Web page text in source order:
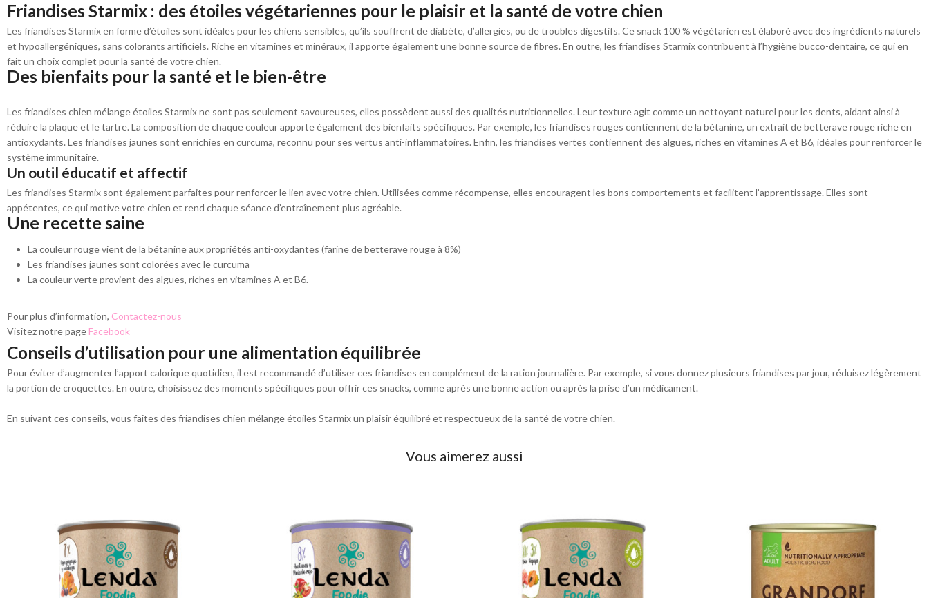
Friandises Starmix : des étoiles végétariennes pour le plaisir et la santé de votre chien
Les friandises Starmix en forme d’étoiles sont idéales pour les chiens sensibles, qu’ils souffrent de diabète, d’allergies, ou de troubles digestifs. Ce snack 100 % végétarien est élaboré avec des ingrédients naturels
et hypoallergéniques, sans colorants artificiels. Riche en vitamines et minéraux, il apporte également une bonne source de fibres. En outre, les friandises Starmix contribuent à l’hygiène bucco-dentaire, ce qui en
fait un choix complet pour la santé de votre chien.
Des bienfaits pour la santé et le bien-être
Les friandises chien mélange étoiles Starmix ne sont pas seulement savoureuses, elles possèdent aussi des qualités nutritionnelles. Leur texture agit comme un nettoyant naturel pour les dents, aidant ainsi à
réduire la plaque et le tartre. La composition de chaque couleur apporte également des bienfaits spécifiques. Par exemple, les friandises rouges contiennent de la bétanine, un extrait de betterave rouge riche en
antioxydants. Les friandises jaunes sont enrichies en curcuma, reconnu pour ses vertus anti-inflammatoires. Enfin, les friandises vertes contiennent des algues, riches en vitamines A et B6, idéales pour renforcer le
système immunitaire.
Un outil éducatif et affectif
Les friandises Starmix sont également parfaites pour renforcer le lien avec votre chien. Utilisées comme récompense, elles encouragent les bons comportements et facilitent l’apprentissage. Elles sont
appétentes, ce qui motive votre chien et rend chaque séance d’entraînement plus agréable.
Une recette saine
La couleur rouge vient de la bétanine aux propriétés anti-oxydantes (farine de betterave rouge à 8%)
Les friandises jaunes sont colorées avec le curcuma
La couleur verte provient des algues, riches en vitamines A et B6.
Pour plus d’information, Contactez-nous
Visitez notre pageFacebook
Conseils d’utilisation pour une alimentation équilibrée
Pour éviter d’augmenter l’apport calorique quotidien, il est recommandé d’utiliser ces friandises en complément de la ration journalière. Par exemple, si vous donnez plusieurs friandises par jour, réduisez légèrement
la portion de croquettes. En outre, choisissez des moments spécifiques pour offrir ces snacks, comme après une bonne action ou après la prise d’un médicament.
En suivant ces conseils, vous faites des friandises chien mélange étoiles Starmix un plaisir équilibré et respectueux de la santé de votre chien.
Vous aimerez aussi